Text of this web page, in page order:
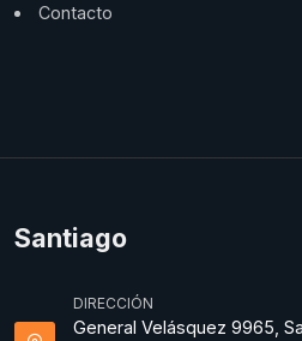
Contacto
Santiago
DIRECCIÓN
General Velásquez 9965,